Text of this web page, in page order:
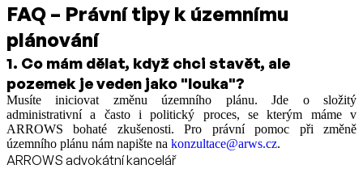
FAQ – Právní tipy k územnímu
plánování
1. Co mám dělat, když chci stavět, ale
pozemek je veden jako "louka"?
Musíte iniciovat změnu územního plánu. Jde o složitý
administrativní a často i politický proces, se kterým máme v
ARROWS bohaté zkušenosti. Pro právní pomoc při změně
územního plánu nám napište na konzultace@arws.cz.
ARROWS advokátní kancelář